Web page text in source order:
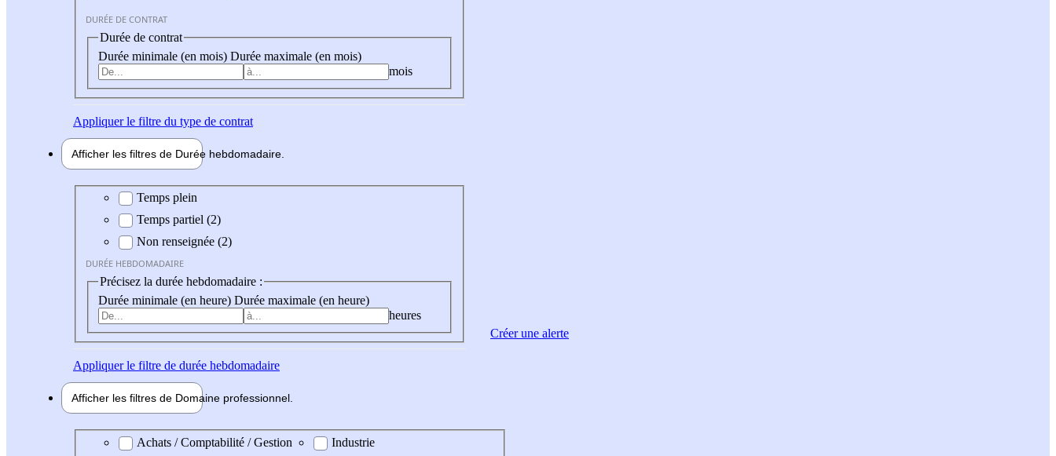
DURÉE DE CONTRAT
Durée de contrat
Durée minimale (en mois) Durée maximale (en mois)
mois
Appliquerle filtre du type de contrat
Afficher les filtres de Durée hebdomadaire
Durée hebdomadaire
Temps plein
Temps partiel (2)
Non renseignée (2)
DURÉE HEBDOMADAIRE
Précisez la durée hebdomadaire :
Durée minimale (en heure) Durée maximale (en heure)
heures
Appliquerle filtre de durée hebdomadaire
Afficher les filtres de Domaine professionnel
Domaine professionel
Achats / Comptabilité / Gestion
Industrie
Créer une alerte